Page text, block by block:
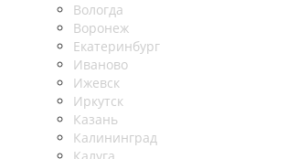
Вологда
Воронеж
Екатеринбург
Иваново
Ижевск
Иркутск
Казань
Калининград
Калуга